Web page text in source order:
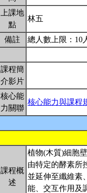
上課地
點
林五
備註 總人數上限：10
課程簡
介影片
核心能
力關聯
核心能力與課程
課程概
述
植物(木質)細胞
由特定的酵素所
並延伸至纖維素
能、交互作用及